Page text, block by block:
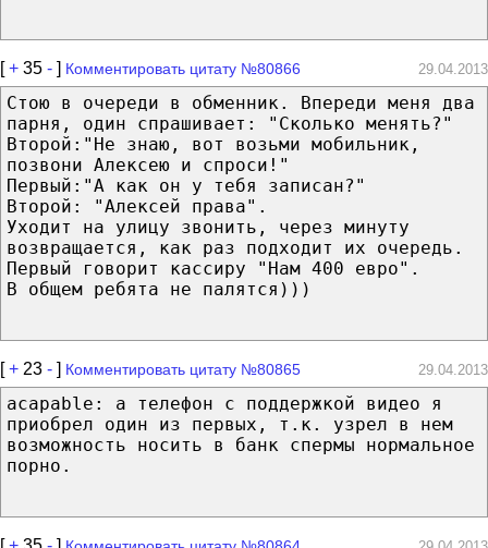
[+ 35 - ] Комментировать цитату №80866 29.04.2013
Стою в очереди в обменник. Впереди меня два
парня, один спрашивает: "Сколько менять?"
Второй:"Не знаю, вот возьми мобильник,
позвони Алексею и спроси!"
Первый:"А как он у тебя записан?"
Второй: "Алексей права".
Уходит на улицу звонить, через минуту
возвращается, как раз подходит их очередь.
Первый говорит кассиру "Нам 400 евро".
В общем ребята не палятся)))
[+ 23 - ] Комментировать цитату №80865 29.04.2013
acapable: а телефон с поддержкой видео я
приобрел один из первых, т.к. узрел в нем
возможность носить в банк спермы нормальное
порно.